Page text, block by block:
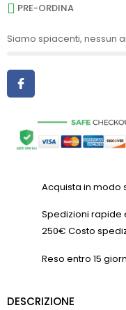
PRE-ORDINA
Siamo spiacenti, nessun
Acquista in modo
Spedizioni rapide
250€ Costo
Reso entro 15
DESCRIZIONE